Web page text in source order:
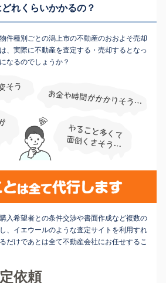
れくらいかかるの？
件種別ごとの潟上市の不動産のおおよそ売却
、実際に不動産を査定する・売却するとなっ
なるのでしょうか？
入希望者との条件交渉や書面作成など複数の
、イエウールのような査定サイトを利用すれ
だけであとは全て不動産会社にお任せするこ
依頼